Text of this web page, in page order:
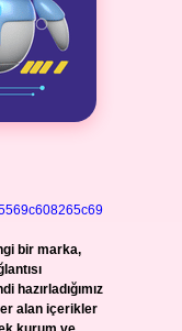
bir marka,
hazırladığımız
alan içerikler